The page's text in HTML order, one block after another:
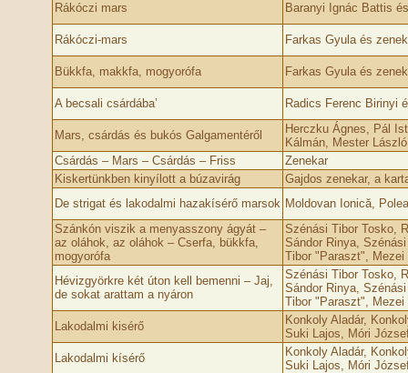
Rákóczi mars Baranyi Ignác Battis
Rákóczi-mars Farkas Gyula és
Bükkfa, makkfa, mogyorófa Farkas Gyula és
A becsali csárdába’ Radics Ferenc Birinyi
Mars, csárdás és bukós Galgamentéről
Herczku Ágnes, Pál
Kálmán, Mester
Csárdás – Mars – Csárdás – Friss
Zenekar
Kiskertünkben kinyílott a búzavirág
Gajdos zenekar, a
De strigat és lakodalmi hazakísérő marsok Moldovan Ionică,
Szánkón viszik a menyasszony ágyát –
az oláhok, az oláhok – Cserfa, bükkfa,
mogyorófa
Szénási Tibor Tosko,
Sándor Rinya,
Tibor "Paraszt",
Hévizgyörkre két úton kell bemenni – Jaj,
de sokat arattam a nyáron
Szénási Tibor Tosko,
Sándor Rinya,
Tibor "Paraszt",
Lakodalmi kisérő
Konkoly Aladár,
Suki Lajos, Móri
Lakodalmi kísérő
Konkoly Aladár,
Suki Lajos, Móri